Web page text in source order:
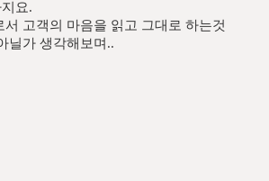
요.
서 고객의 마음을 읽고 그대로 하는것
닐가 생각해보며..